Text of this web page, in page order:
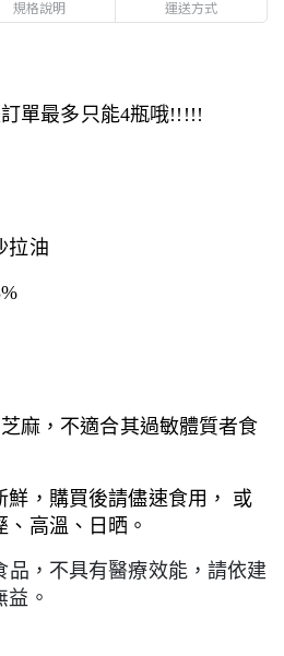
規格說明 運送方式
單最多只能4瓶哦!!!!!
油
麻，不適合其過敏體質者食
鮮，購買後請儘速食用， 或
高溫、日晒。
品，不具有醫療效能，請依建
。